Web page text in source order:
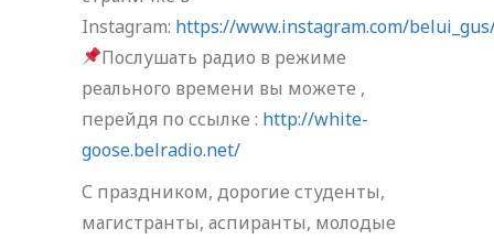
Instagram: https://www.instagram.com/
Послушать радио в режиме
реального времени вы можете ,
перейдя по ссылке : http://white-
goose.belradio.net/
С праздником, дорогие студенты,
магистранты, аспиранты, молодые